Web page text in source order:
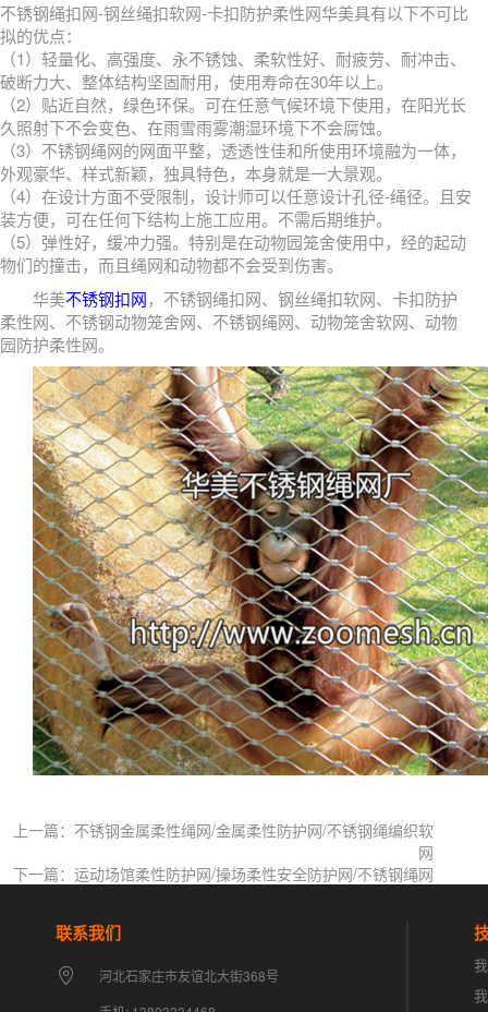
不锈钢绳扣网-钢丝绳扣软网-卡扣防护柔性网华美具有以下不可比
拟的优点：
（1）轻量化、高强度、永不锈蚀、柔软性好、耐疲劳、耐冲击、
破断力大、整体结构坚固耐用，使用寿命在30年以上。
（2）贴近自然，绿色环保。可在任意气候环境下使用，在阳光长
久照射下不会变色、在雨雪雨雾潮湿环境下不会腐蚀。
（3）不锈钢绳网的网面平整，透透性佳和所使用环境融为一体，
外观豪华、样式新颖，独具特色，本身就是一大景观。
（4）在设计方面不受限制，设计师可以任意设计孔径-绳径。且安
装方便，可在任何下结构上施工应用。不需后期维护。
（5）弹性好，缓冲力强。特别是在动物园笼舍使用中，经的起动
物们的撞击，而且绳网和动物都不会受到伤害。
华美不锈钢扣网，不锈钢绳扣网、钢丝绳扣软网、卡扣防护
柔性网、不锈钢动物笼舍网、不锈钢绳网、动物笼舍软网、动物
园防护柔性网。
上一篇：不锈钢金属柔性绳网/金属柔性防护网/不锈钢绳编织软
网
下一篇：运动场馆柔性防护网/操场柔性安全防护网/不锈钢绳网
联系我们
河北石家庄市友谊北大街368号